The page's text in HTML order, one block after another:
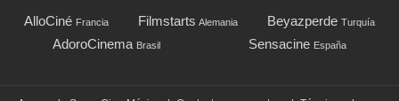
AlloCiné Francia Filmstarts Alemania Beyazperde Turquía
AdoroCinema Brasil Sensacine España